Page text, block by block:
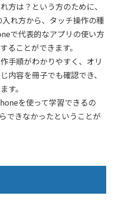
方は？という方のために、
れ方から、タッチ操作の種
で代表的なアプリの使い方
ることができます。
手順がわかりやすく、オリ
内容を冊子でも確認でき、
す。
を使って学習できるの
できなかったということが